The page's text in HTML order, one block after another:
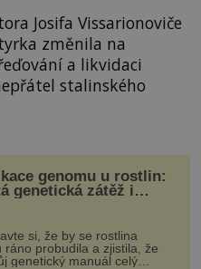
Josifa Vissarionoviče
změnila na
a likvidaci
stalinského
genomu u rostlin:
genetická zátěž i
si, že by se rostlina
ráno probudila a zjistila, že
genetický manuál celý